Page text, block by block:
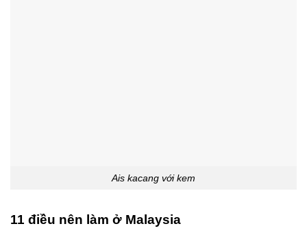
Ais kacang với kem
11 điều nên làm ở Malaysia